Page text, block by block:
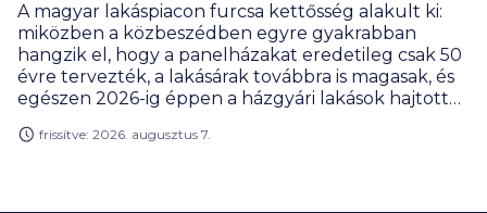
A magyar lakáspiacon furcsa kettősség alakult ki:
miközben a közbeszédben egyre gyakrabban
hangzik el, hogy a panelházakat eredetileg csak 50
évre tervezték, a lakásárak továbbra is magasak, és
egészen 2026-ig éppen a házgyári lakások hajtották
vevőnek továbbra is ezek jelentik a leginkább
alakult a lakáspiac, az árak és mik a legérdekesebb
frissítve: 2026. augusztus 7.